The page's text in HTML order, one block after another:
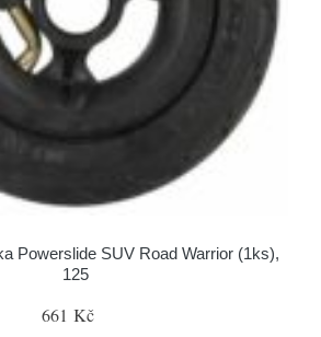
Powerslide SUV Road Warrior (1ks),
125
661 Kč